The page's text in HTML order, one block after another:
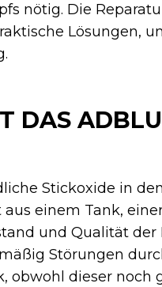
nötig. Die
Lösungen,
DAS
Stickoxide in
einem Tank,
und Qualität der
Störungen
obwohl dieser